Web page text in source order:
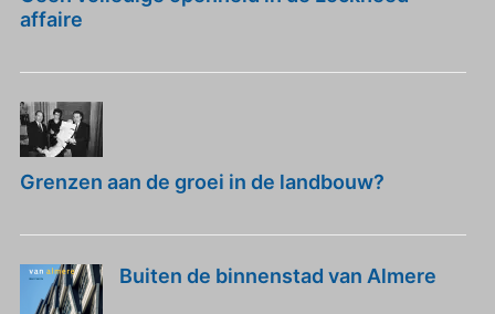
affaire
Grenzen aan de groei in de landbouw?
Buiten de binnenstad van Almere